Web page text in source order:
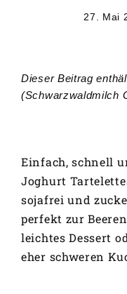
27. Mai
Dieser Beitrag
(Schwarzwaldmilch
Einfach, schnell
Joghurt
sojafrei und
perfekt zur
leichtes Dessert
eher schweren